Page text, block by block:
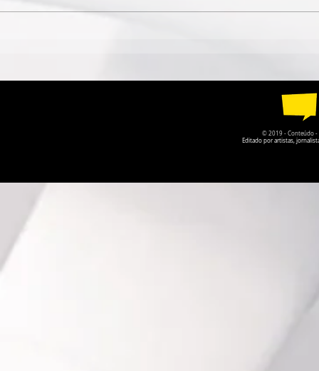
AGOSTO
© 2019 - Conteúdo -
Editado por artistas,